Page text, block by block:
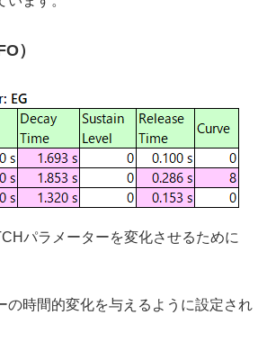
）
パラメーターを変化させるために
の時間的変化を与えるように設定され